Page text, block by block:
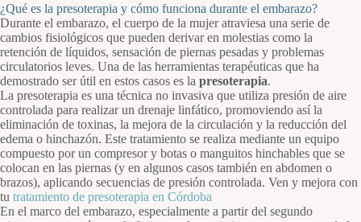
¿Qué es la presoterapia y cómo funciona durante el embarazo?
Durante el embarazo, el cuerpo de la mujer atraviesa una serie de
cambios fisiológicos que pueden derivar en molestias como la
retención de líquidos, sensación de piernas pesadas y problemas
circulatorios leves. Una de las herramientas terapéuticas que ha
demostrado ser útil en estos casos es la presoterapia.
La presoterapia es una técnica no invasiva que utiliza presión de aire
controlada para realizar un drenaje linfático, promoviendo así la
eliminación de toxinas, la mejora de la circulación y la reducción del
edema o hinchazón. Este tratamiento se realiza mediante un equipo
compuesto por un compresor y botas o manguitos hinchables que se
colocan en las piernas (y en algunos casos también en abdomen o
brazos), aplicando secuencias de presión controlada. Ven y mejora con
tu tratamiento de presoterapia en Córdoba
En el marco del embarazo, especialmente a partir del segundo